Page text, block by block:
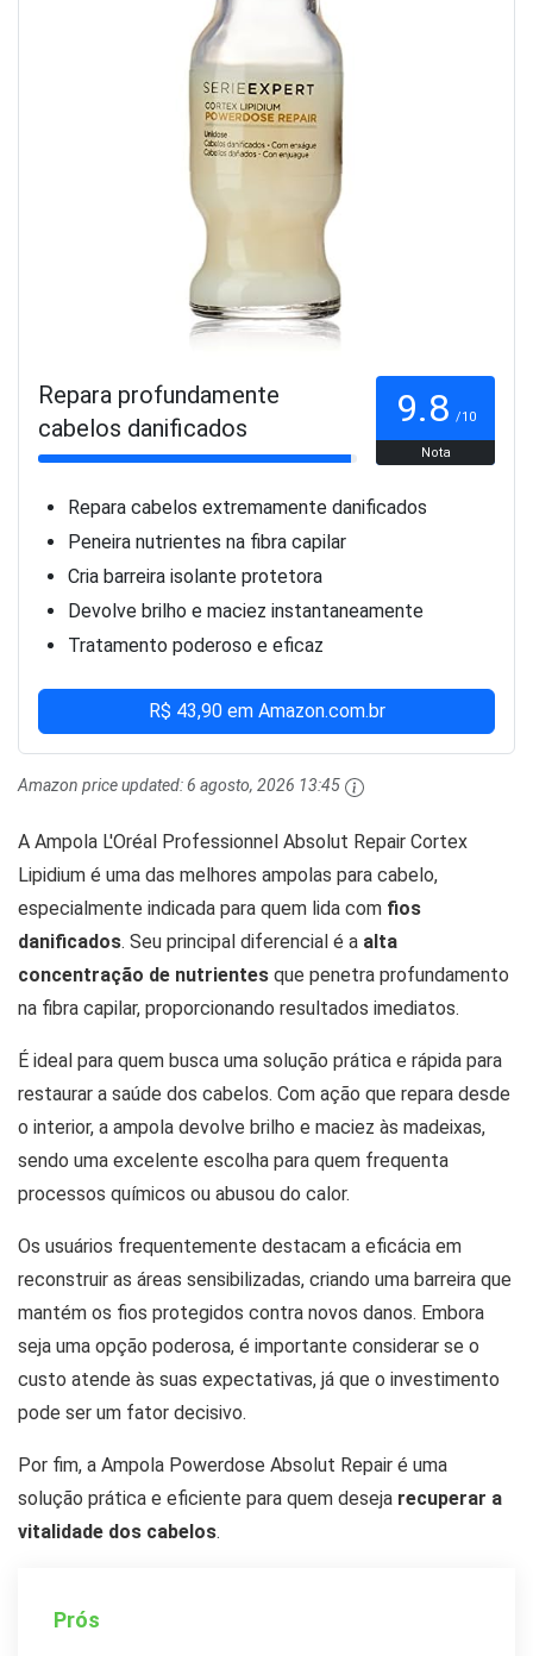
Repara profundamente
cabelos danificados
9.8 /10
Nota
Repara cabelos extremamente danificados
Peneira nutrientes na fibra capilar
Cria barreira isolante protetora
Devolve brilho e maciez instantaneamente
Tratamento poderoso e eficaz
R$ 43,90 em Amazon.com.br
Amazon price updated:6 agosto, 2026 13:45
A Ampola L'Oréal Professionnel Absolut Repair Cortex
Lipidium é uma das melhores ampolas para cabelo,
especialmente indicada para quem lida com fios
danificados. Seu principal diferencial é a alta
concentração de nutrientes que penetra profundamento
na fibra capilar, proporcionando resultados imediatos.
É ideal para quem busca uma solução prática e rápida para
restaurar a saúde dos cabelos. Com ação que repara desde
o interior, a ampola devolve brilho e maciez às madeixas,
sendo uma excelente escolha para quem frequenta
processos químicos ou abusou do calor.
Os usuários frequentemente destacam a eficácia em
reconstruir as áreas sensibilizadas, criando uma barreira que
mantém os fios protegidos contra novos danos. Embora
seja uma opção poderosa, é importante considerar se o
custo atende às suas expectativas, já que o investimento
pode ser um fator decisivo.
Por fim, a Ampola Powerdose Absolut Repair é uma
solução prática e eficiente para quem deseja recuperar a
vitalidade dos cabelos.
Prós